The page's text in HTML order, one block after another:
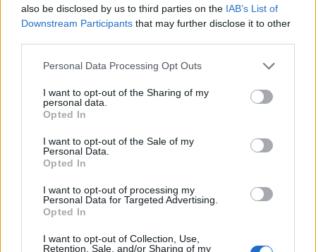
also be disclosed by us to third parties on the IAB’s List of
Downstream Participants that may further disclose it to other
Please note that this website/app uses one or more Google
not limited to your visit or usage behaviour. You may click to
grant or deny consent to Google and its third-party tags to
use your data for below specified purposes in below Google
consent section.
Personal Data Processing Opt Outs
I want to opt-out of the Sharing of my
personal data.
Opted In
I want to opt-out of the Sale of my
Personal Data.
Opted In
I want to opt-out of processing my
Personal Data for Targeted Advertising.
Opted In
I want to opt-out of Collection, Use,
Retention, Sale, and/or Sharing of my